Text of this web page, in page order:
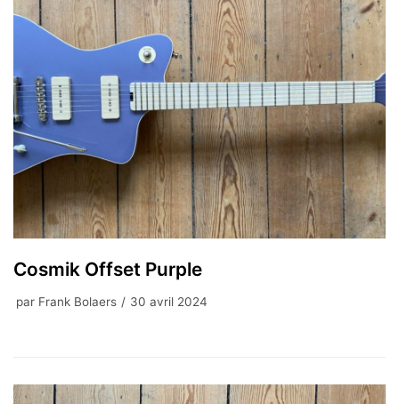
Cosmik Offset Purple
par Frank Bolaers 30 avril 2024